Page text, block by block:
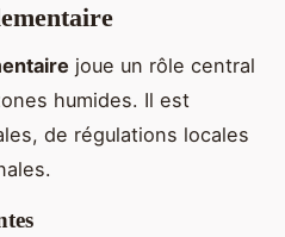
joue un rôle central
humides. Il est
de régulations locales